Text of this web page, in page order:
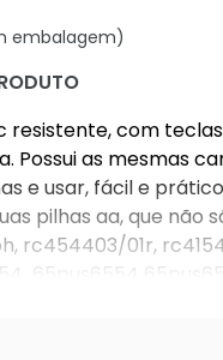
embalagem)
resistente, com
Possui as mesmas
e usar, fácil e
pilhas aa, que
rc454403/01r,
65pus6554